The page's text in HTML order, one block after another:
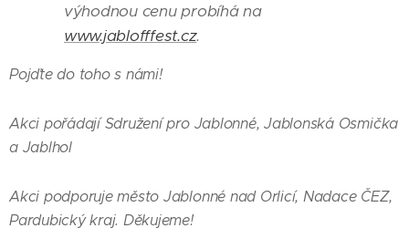
výhodnou cenu probíhá na
www.jablofffest.cz.
Pojďte do toho s námi!
Akci pořádají Sdružení pro Jablonné, Jablonská Osmička
a Jablhol
Akci podporuje město Jablonné nad Orlicí, Nadace ČEZ,
Pardubický kraj. Děkujeme!